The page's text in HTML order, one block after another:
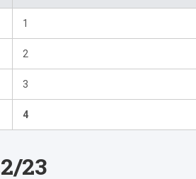
1
2
3
4
23